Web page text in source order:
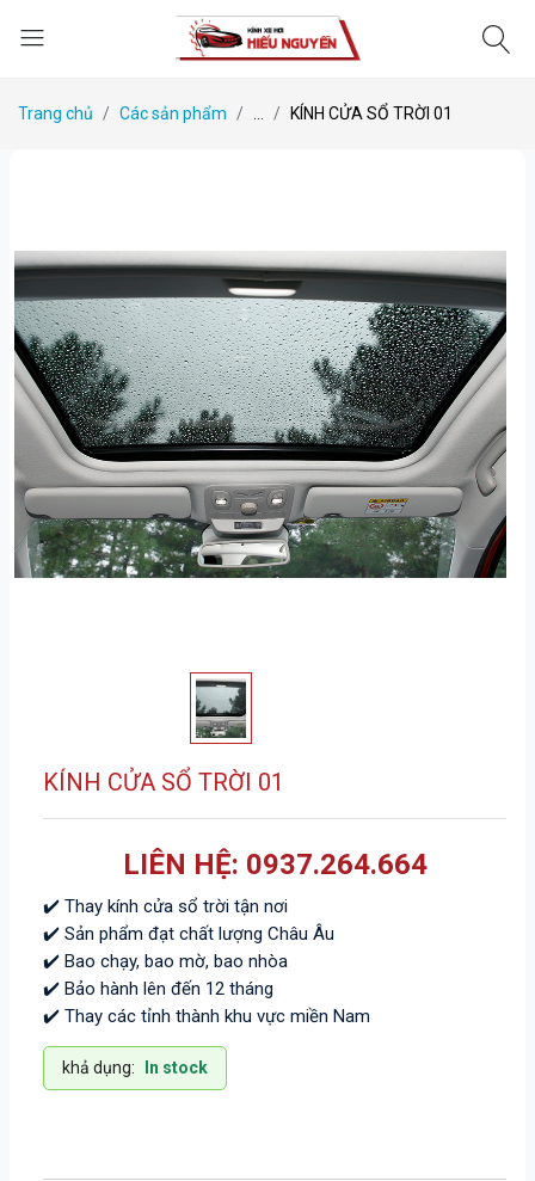
Trang chủ Các sản phẩm KÍNH CỬA SỔ TRỜI 01
KÍNH CỬA SỔ TRỜI 01
LIÊN HỆ: 0937.264.664
✔️ Thay kính cửa sổ trời tận nơi
✔️ Sản phẩm đạt chất lượng Châu Âu
✔️ Bao chạy, bao mờ, bao nhòa
✔️ Bảo hành lên đến 12 tháng
✔️ Thay các tỉnh thành khu vực miền Nam
khả dụng: In stock